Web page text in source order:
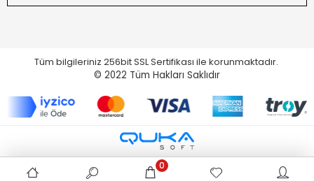
Tüm bilgileriniz 256bit SSL Sertifikası ile korunmaktadır.
© 2022 Tüm Hakları Saklıdır
0